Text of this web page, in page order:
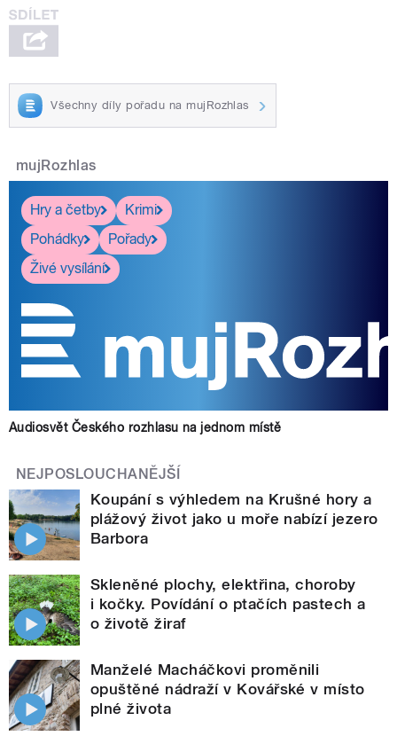
Všechny díly pořadu na mujRozhlas
mujRozhlas
Hry a četby
Krimi
Pohádky
Pořady
Živé vysílání
Audiosvět Českého rozhlasu na jednom místě
NEJPOSLOUCHANĚJŠÍ
Koupání s výhledem na Krušné hory a
plážový život jako u moře nabízí jezero
Barbora
Skleněné plochy, elektřina, choroby
i kočky. Povídání o ptačích pastech a
o životě žiraf
Manželé Macháčkovi proměnili
opuštěné nádraží v Kovářské v místo
plné života